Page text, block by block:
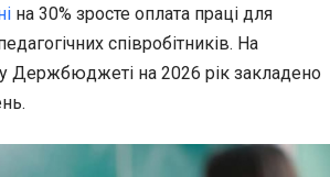
на 30% зросте оплата праці для
співробітників. На
Держбюджеті на 2026 рік закладено